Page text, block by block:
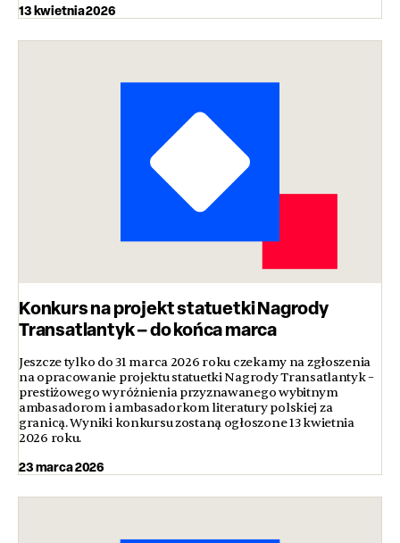
13 kwietnia 2026
Konkurs na projekt statuetki Nagrody
Transatlantyk – do końca marca
Jeszcze tylko do 31 marca 2026 roku czekamy na zgłoszenia
na opracowanie projektu statuetki Nagrody Transatlantyk –
prestiżowego wyróżnienia przyznawanego wybitnym
ambasadorom i ambasadorkom literatury polskiej za
granicą. Wyniki konkursu zostaną ogłoszone 13 kwietnia
2026 roku.
23 marca 2026